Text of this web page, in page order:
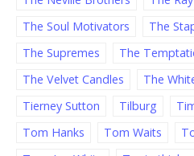
The Soul Motivators
The
The Supremes
The
The Velvet Candles
The
Tierney Sutton
Tilburg
Tom Hanks
Tom Waits